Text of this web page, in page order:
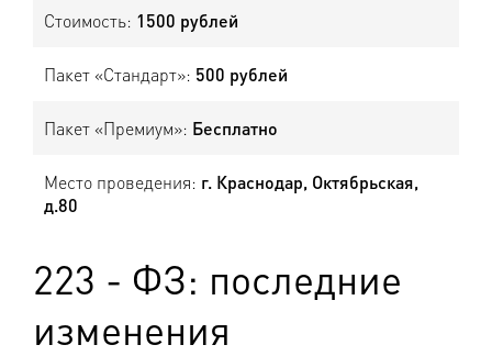
Стоимость: 1500 рублей
Пакет «Стандарт»: 500 рублей
Пакет «Премиум»: Бесплатно
Место проведения: г. Краснодар, Октябрьская,
д.80
223 - ФЗ: последние
изменения